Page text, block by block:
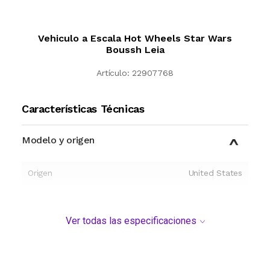
Vehiculo a Escala Hot Wheels Star Wars
Boussh Leia
Artículo: 22907768
Características Técnicas
Modelo y origen
Origen United States
Ver todas las especificaciones